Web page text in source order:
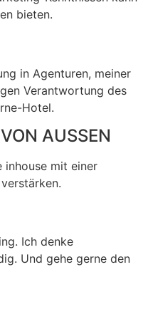
bieten.
in Agenturen, meiner
Verantwortung des
Hotel.
AUSSEN
inhouse mit einer
Ich denke
Und gehe gerne den